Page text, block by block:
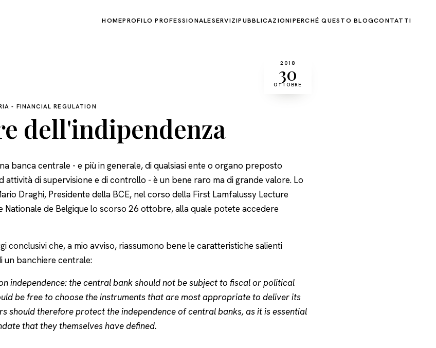
HOMEPROFILO PROFESSIONALESERVIZIPUBBLICAZIONIPERCHÉ QUESTO BLOGCONTATTI
2018
30
OTTOBRE
- FINANCIAL REGULATION
dell'indipendenza
banca centrale - e più in generale, di qualsiasi ente o organo preposto
attività di supervisione e di controllo - è un bene raro ma di grande valore. Lo
Draghi, Presidente della BCE, nel corso della First Lamfalussy Lecture
Nationale de Belgique lo scorso 26 ottobre, alla quale potete accedere
conclusivi che, a mio avviso, riassumono bene le caratteristiche salienti
un banchiere centrale:
independence: the central bank should not be subject to fiscal or political
be free to choose the instruments that are most appropriate to deliver its
should therefore protect the independence of central banks, as it is essential
that they themselves have defined.